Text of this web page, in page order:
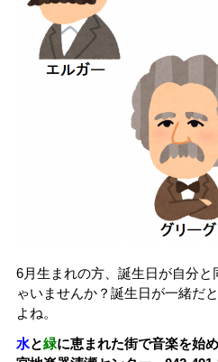
6月生まれの方、誕生日が自分と
ゃいませんか？誕生日が一緒だ
よね。
水と緑に恵まれた街で音楽